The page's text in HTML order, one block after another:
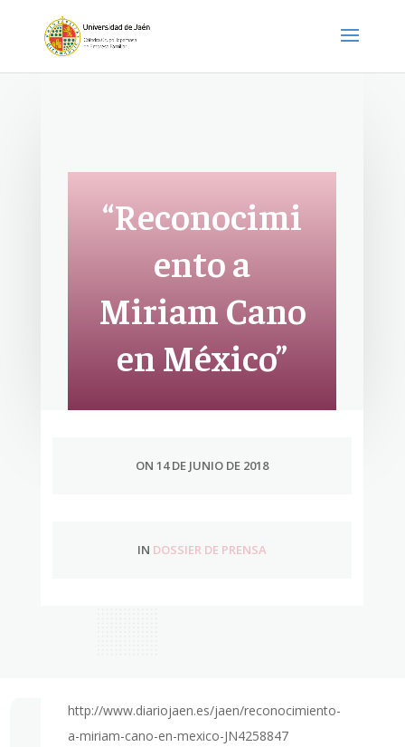
“Reconocimi
ento a
Miriam Cano
en México”
ON 14 DE JUNIO DE 2018
IN DOSSIER DE PRENSA
http://www.diariojaen.es/jaen/reconocimiento-
a-miriam-cano-en-mexico-JN4258847